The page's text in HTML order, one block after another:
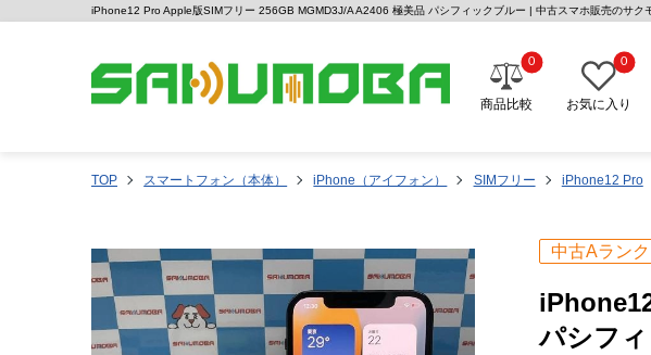
iPhone12 Pro Apple版SIMフリー 256GB MGMD3J/A A2406 極美品 パシフィックブルー | 中古スマホ販売のサク
商品比較
0
お気に入り
0
TOP スマートフォン（本体） iPhone（アイフォン） SIMフリー iPhone12 Pro
中古Aランク
パシフ